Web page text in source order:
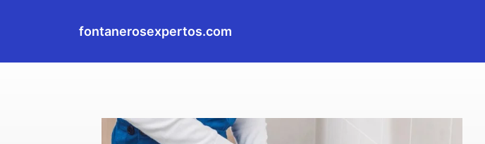
fontanerosexpertos.com